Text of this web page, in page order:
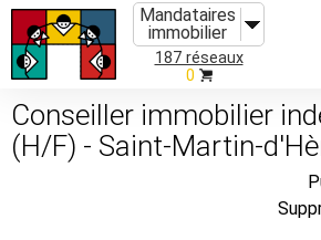
Mandataires
immobilier
187 réseaux
0
Conseiller immobilier
(H/F) - Saint-Martin-